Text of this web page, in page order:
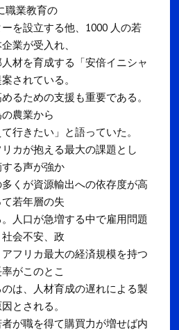
職業教育の
を設立する他、1000 人の若
業が受入れ、
材を育成する「安倍イニシャ
されている。
るための支援も重要である。
農業から
行きたい」と語っていた。
カが抱える最大の課題とし
る声が強か
くが資源輸出への依存度が高
若年層の失
人口が急増する中で雇用問題
会不安、政
フリカ最大の経済規模を持つ
がこのとこ
は、人材育成の遅れによる製
とされる。
が職を得て購買力が増せば内